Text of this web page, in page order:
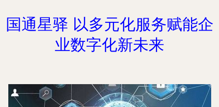
国通星驿 以多元化服务赋能企
业数字化新未来